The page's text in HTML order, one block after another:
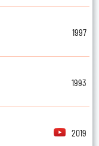
1997
1993
2019